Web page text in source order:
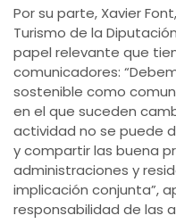
Por su parte, Xavier
Turismo de la
papel relevante que
comunicadores:
sostenible como
en el que suceden
actividad no se puede
y compartir las buena
administraciones y
implicación conjunta”,
responsabilidad de las